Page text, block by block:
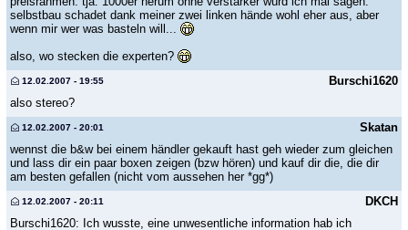
selbstbau schadet dank meiner zwei linken hände wohl eher aus, aber
wenn mir wer was basteln will...
also, wo stecken die experten?
Burschi1620
12.02.2007 - 19:55
also stereo?
Skatan
12.02.2007 - 20:01
wennst die b&w bei einem händler gekauft hast geh wieder zum gleichen
und lass dir ein paar boxen zeigen (bzw hören) und kauf dir die, die dir
am besten gefallen (nicht vom aussehen her *gg*)
DKCH
12.02.2007 - 20:11
Burschi1620: Ich wusste, eine unwesentliche information hab ich